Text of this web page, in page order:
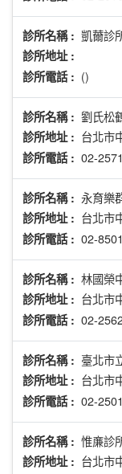
診所名稱 : 凱薾診
診所地址 :
診所電話 : ()
診所名稱 : 劉氏松
診所地址 : 台北市
診所電話 : 02-
診所名稱 : 永育樂
診所地址 : 台北市
診所電話 : 02-
診所名稱 : 林國榮
診所地址 : 台北市
診所電話 : 02-
診所名稱 : 臺北市
診所地址 : 台北市
診所電話 : 02-
診所名稱 : 惟亷診
診所地址 : 台北市